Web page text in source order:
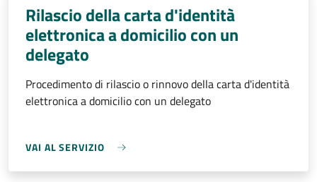
Rilascio della carta d'identità
elettronica a domicilio con un
delegato
Procedimento di rilascio o rinnovo della carta d'identità
elettronica a domicilio con un delegato
VAI AL SERVIZIO